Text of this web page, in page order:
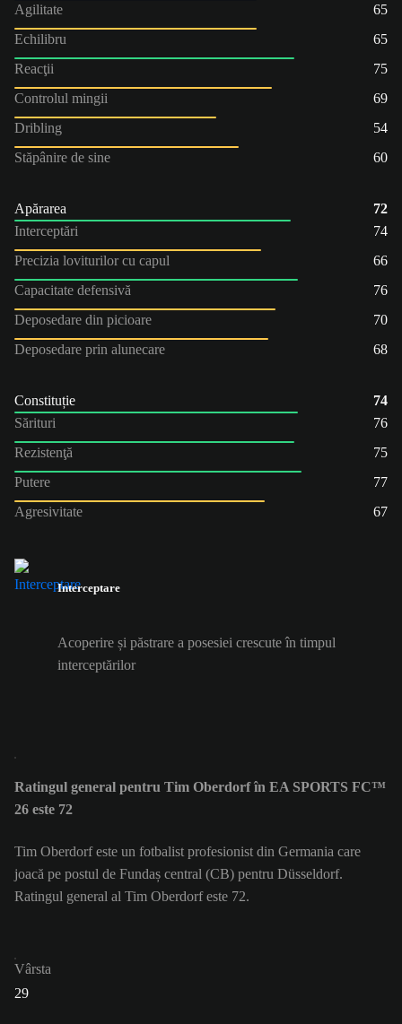
Agilitate
65
Echilibru
65
Reacţii
75
Controlul mingii
69
Dribling
54
Stăpânire de sine
60
Apărarea
72
Interceptări
74
Precizia loviturilor cu capul
66
Capacitate defensivă
76
Deposedare din picioare
70
Deposedare prin alunecare
68
Constituție
74
Sărituri
76
Rezistenţă
75
Putere
77
Agresivitate
67
Interceptare
Acoperire și păstrare a posesiei crescute în timpul
interceptărilor
Ratingul general pentru Tim Oberdorf în EA SPORTS FC™
26 este 72
Tim Oberdorf este un fotbalist profesionist din Germania care
joacă pe postul de Fundaș central (CB) pentru Düsseldorf.
Ratingul general al Tim Oberdorf este 72.
Vârsta
29